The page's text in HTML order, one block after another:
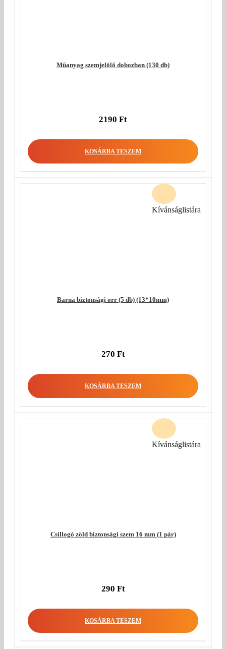
Műanyag szemjelölő dobozban (130 db)
2190 Ft
KOSÁRBA TESZEM
Barna biztonsági orr (5 db) (13*10mm)
270 Ft
KOSÁRBA TESZEM
Kívánságlistára
Csillogó zöld biztonsági szem 16 mm (1 pár)
290 Ft
KOSÁRBA TESZEM
Kívánságlistára